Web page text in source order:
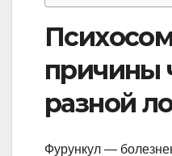
причины
разной
Фурункул —